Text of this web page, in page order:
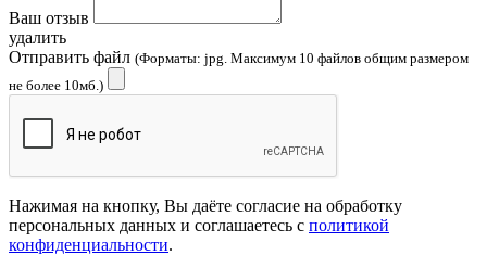
Ваш отзыв
удалить
Отправить файл (Форматы: jpg. Максимум 10 файлов общим размером
не более 10мб.)
Нажимая на кнопку, Вы даёте согласие на обработку
персональных данных и соглашаетесь с политикой
конфиденциальности.